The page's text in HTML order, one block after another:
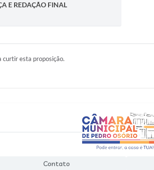
E REDAÇÃO FINAL
curtir esta proposição.
Contato